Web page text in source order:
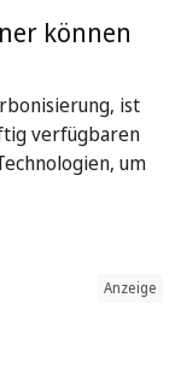
können
ist
verfügbaren
um
Anzeige